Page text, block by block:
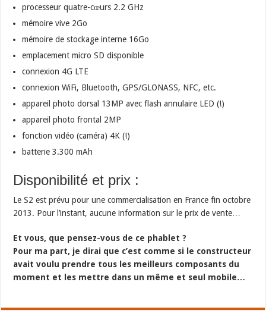
processeur quatre-cœurs 2.2 GHz
mémoire vive 2Go
mémoire de stockage interne 16Go
emplacement micro SD disponible
connexion 4G LTE
connexion WiFi, Bluetooth, GPS/GLONASS, NFC, etc.
appareil photo dorsal 13MP avec flash annulaire LED (!)
appareil photo frontal 2MP
fonction vidéo (caméra) 4K (!)
batterie 3.300 mAh
Disponibilité et prix :
Le S2 est prévu pour une commercialisation en France fin octobre
2013. Pour l’instant, aucune information sur le prix de vente…
Et vous, que pensez-vous de ce phablet ?
Pour ma part, je dirai que c’est comme si le constructeur
avait voulu prendre tous les meilleurs composants du
moment et les mettre dans un même et seul mobile…